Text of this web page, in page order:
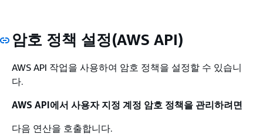
암호 정책 설정(AWS API)
AWS API 작업을 사용하여 암호 정책을 설정할 수 있습니
다.
AWS API에서 사용자 지정 계정 암호 정책을 관리하려면
다음 연산을 호출합니다.